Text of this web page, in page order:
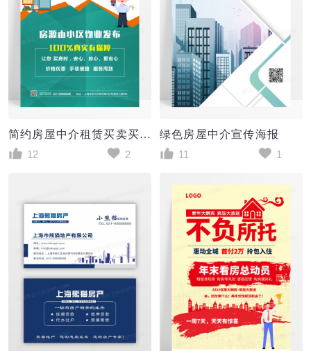
简约房屋中介租赁买卖买房租房蓝色海报
12
2
绿色房屋中介宣传海报
11
1